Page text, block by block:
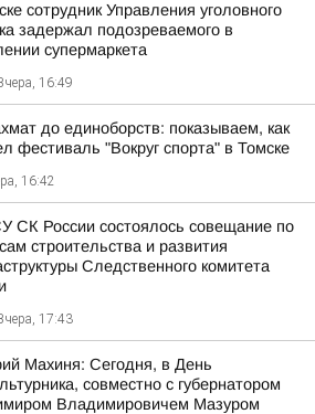
сотрудник Управления уголовного
задержал подозреваемого в
супермаркета
16:49
до единоборств: показываем, как
фестиваль "Вокруг спорта" в Томске
16:42
СК России состоялось совещание по
строительства и развития
Следственного комитета
17:43
Махиня: Сегодня, в День
совместно с губернатором
Владимировичем Мазуром